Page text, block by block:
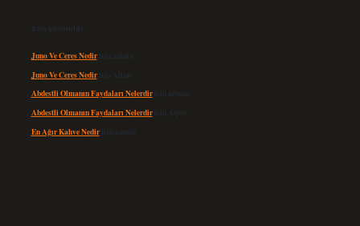
Son yorumlar
Juno Ve Ceres Nediriçin admin
Juno Ve Ceres Nediriçin Altan
Abdestli Olmanın Faydaları Nelerdiriçin admin
Abdestli Olmanın Faydaları Nelerdiriçin Alper
En Ağır Kahve Nediriçin admin